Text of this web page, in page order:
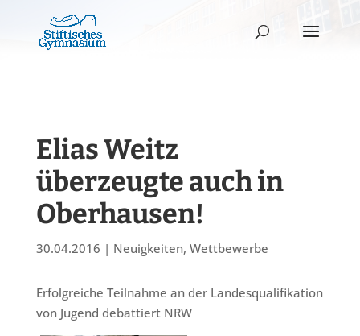
Elias Weitz
überzeugte auch in
Oberhausen!
30.04.2016 | Neuigkeiten, Wettbewerbe
Erfolgreiche Teilnahme an der Landesqualifikation
von Jugend debattiert NRW